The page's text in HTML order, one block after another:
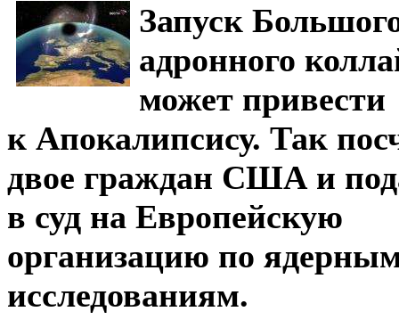
Запуск
адронного
может привести
к Апокалипсису. Так
двое граждан США и
в суд на Европейскую
организацию по
исследованиям.